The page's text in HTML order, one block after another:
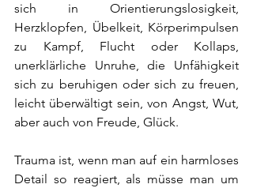
sich in Orientierungslosigkeit,
Herzklopfen, Übelkeit, Körperimpulsen
zu Kampf, Flucht oder Kollaps,
unerklärliche Unruhe, die Unfähigkeit
sich zu beruhigen oder sich zu freuen,
leicht überwältigt sein, von Angst, Wut,
aber auch von Freude, Glück.
Trauma ist, wenn man auf ein harmloses
Detail so reagiert, als müsse man um